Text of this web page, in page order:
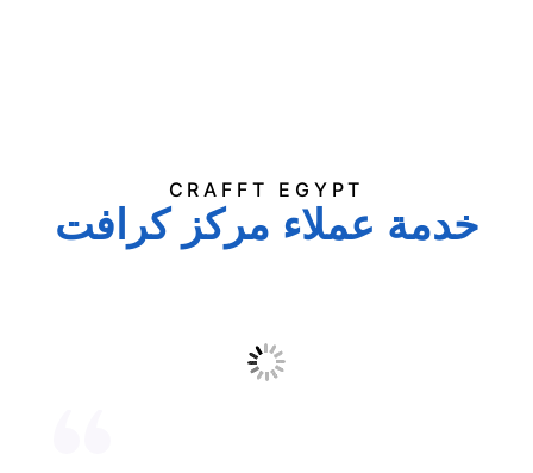
CRAFFT EGYPT
خدمة عملاء مركز كرافت